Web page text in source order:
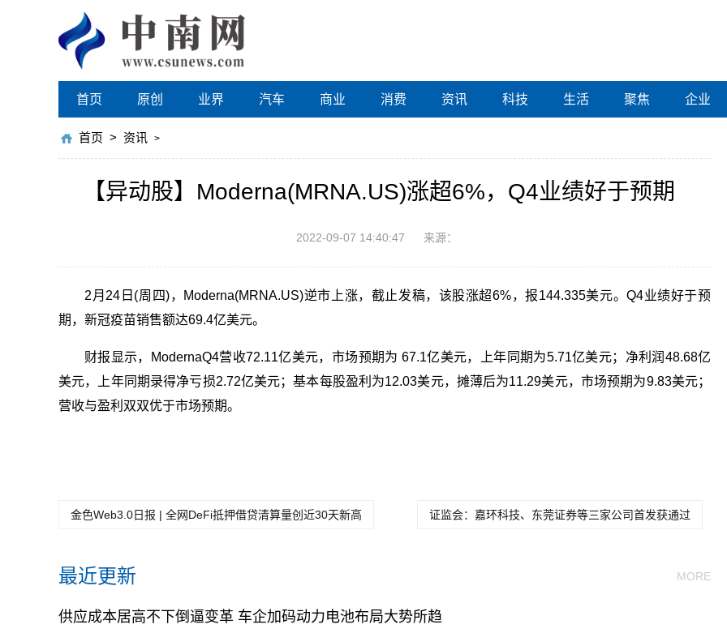
首页 原创 业界 汽车 商业 消费 资讯 科技 生活 聚焦 企业
首页 > 资讯 >
【异动股】Moderna(MRNA.US)涨超6%，Q4业绩好于预期
2022-09-07 14:40:47 来源：
2月24日(周四)，Moderna(MRNA.US)逆市上涨，截止发稿，该股涨超6%，报144.335美元。Q4业绩好于预
期，新冠疫苗销售额达69.4亿美元。
财报显示，ModernaQ4营收72.11亿美元，市场预期为 67.1亿美元，上年同期为5.71亿美元；净利润48.68亿
美元，上年同期录得净亏损2.72亿美元；基本每股盈利为12.03美元，摊薄后为11.29美元，市场预期为9.83美元；
营收与盈利双双优于市场预期。
金色Web3.0日报 | 全网DeFi抵押借贷清算量创近30天新高 证监会：嘉环科技、东莞证券等三家公司首发获通过
最近更新 MORE
供应成本居高不下倒逼变革 车企加码动力电池布局大势所趋